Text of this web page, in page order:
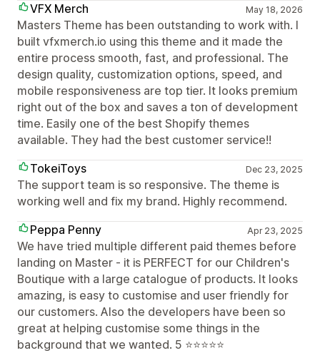
VFX Merch May 18, 2026
Masters Theme has been outstanding to work with. I
built vfxmerch.io using this theme and it made the
entire process smooth, fast, and professional. The
design quality, customization options, speed, and
mobile responsiveness are top tier. It looks premium
right out of the box and saves a ton of development
time. Easily one of the best Shopify themes
available. They had the best customer service!!
TokeiToys
Dec 23, 2025
The support team is so responsive. The theme is
working well and fix my brand. Highly recommend.
Peppa Penny
Apr 23, 2025
We have tried multiple different paid themes before
landing on Master - it is PERFECT for our Children's
Boutique with a large catalogue of products. It looks
amazing, is easy to customise and user friendly for
our customers. Also the developers have been so
great at helping customise some things in the
background that we wanted. 5 ⭐️⭐️⭐️⭐️⭐️